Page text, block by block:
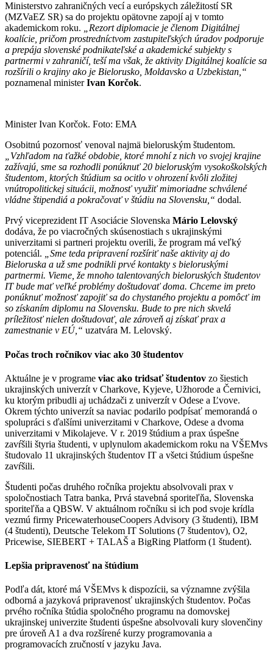
Ministerstvo zahraničných vecí a európskych záležitostí SR
(MZVaEZ SR) sa do projektu opätovne zapojí aj v tomto
akademickom roku. „Rezort diplomacie je členom Digitálnej
koalície, pričom prostredníctvom zastupiteľských úradov podporuje
a prepája slovenské podnikateľské a akademické subjekty s
partnermi v zahraničí, teší ma však, že aktivity Digitálnej koalície sa
rozšírili o krajiny ako je Bielorusko, Moldavsko a Uzbekistan,“
poznamenal ministerIvan Korčok.
Minister Ivan Korčok. Foto: EMA
Osobitnú pozornosť venoval najmä bieloruským študentom.
„Vzhľadom na ťažké obdobie, ktoré mnohí z nich vo svojej krajine
zažívajú, sme sa rozhodli ponúknuť 20 bieloruským vysokoškolských
študentom, ktorých štúdium sa ocitlo v ohrození kvôli zložitej
vnútropolitickej situácii, možnosť využiť mimoriadne schválené
vládne štipendiá a pokračovať v štúdiu na Slovensku,“ dodal.
Prvý viceprezident IT Asociácie Slovenska Mário Lelovský
dodáva, že po viacročných skúsenostiach s ukrajinskými
univerzitami si partneri projektu overili, že program má veľký
potenciál. „Sme teda pripravení rozšíriť naše aktivity aj do
Bieloruska a už sme podnikli prvé kontakty s bieloruskými
partnermi. Vieme, že mnoho talentovaných bieloruských študentov
IT bude mať veľké problémy doštudovať doma. Chceme im preto
ponúknuť možnosť zapojiť sa do chystaného projektu a pomôcť im
so získaním diplomu na Slovensku. Bude to pre nich skvelá
príležitosť nielen doštudovať, ale zároveň aj získať prax a
zamestnanie v EÚ,“ uzatvára M. Lelovský.
Počas troch ročníkov viac ako 30 študentov
Aktuálne je v programe viac ako tridsať študentov zo šiestich
ukrajinských univerzít v Charkove, Kyjeve, Užhorode a Černivici,
ku ktorým pribudli aj uchádzači z univerzít v Odese a Ľvove.
Okrem týchto univerzít sa naviac podarilo podpísať memorandá o
spolupráci s ďalšími univerzitami v Charkove, Odese a dvoma
univerzitami v Mikolajeve. V r. 2019 štúdium a prax úspešne
zavŕšili štyria študenti, v uplynulom akademickom roku na VŠEMvs
študovalo 11 ukrajinských študentov IT a všetci štúdium úspešne
zavŕšili.
Študenti počas druhého ročníka projektu absolvovali prax v
spoločnostiach Tatra banka, Prvá stavebná sporiteľňa, Slovenska
sporiteľňa a QBSW. V aktuálnom ročníku si ich pod svoje krídla
vezmú firmy PricewaterhouseCoopers Advisory (3 študenti), IBM
(4 študenti), Deutsche Telekom IT Solutions (7 študentov), O2,
Pricewise, SIEBERT + TALAŠ a BigRing Platform (1 študent).
Lepšia pripravenosť na štúdium
Podľa dát, ktoré má VŠEMvs k dispozícii, sa významne zvýšila
odborná a jazyková pripravenosť ukrajinských študentov. Počas
prvého ročníka štúdia spoločného programu na domovskej
ukrajinskej univerzite študenti úspešne absolvovali kury slovenčiny
pre úroveň A1 a dva rozšírené kurzy programovania a
programovacích zručností v jazyku Java.